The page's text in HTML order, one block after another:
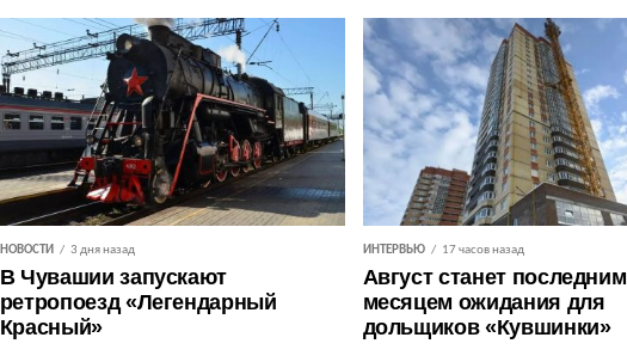
НОВОСТИ 3 дня назад
В Чувашии запускают
ретропоезд «Легендарный
Красный»
ИНТЕРВЬЮ 17 часов назад
Август станет последним
месяцем ожидания для
дольщиков «Кувшинки»